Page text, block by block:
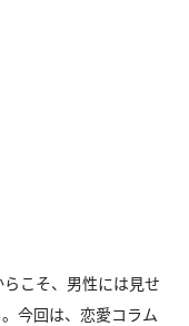
こそ、男性には見せ
今回は、恋愛コラム